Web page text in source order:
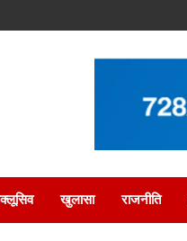
खुलासा राजनीति